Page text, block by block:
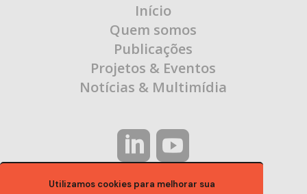
Utilizamos cookies para melhorar sua
Início
Quem somos
Publicações
Projetos & Eventos
Notícias & Multimídia